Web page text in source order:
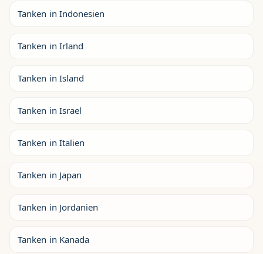
Tanken in Indonesien
Tanken in Irland
Tanken in Island
Tanken in Israel
Tanken in Italien
Tanken in Japan
Tanken in Jordanien
Tanken in Kanada